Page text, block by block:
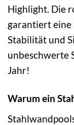
Highlight. Die
garantiert eine
Stabilität und
unbeschwerte
Jahr!
Warum ein